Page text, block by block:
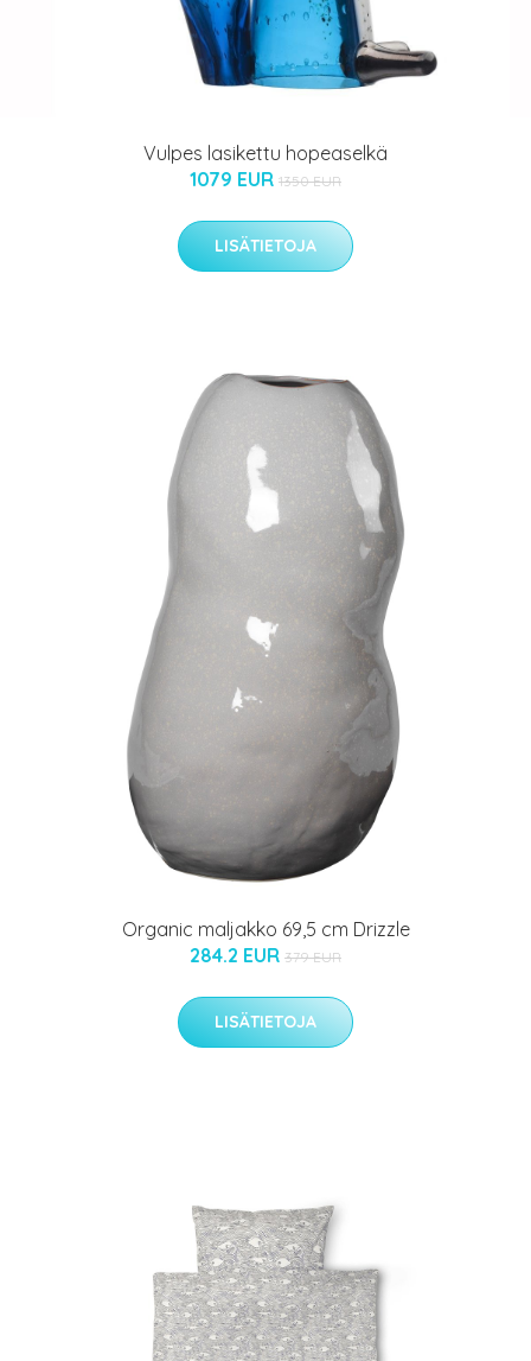
Vulpes lasikettu hopeaselkä
1079 EUR 1350 EUR
LISÄTIETOJA
Organic maljakko 69,5 cm Drizzle
284.2 EUR 379 EUR
LISÄTIETOJA